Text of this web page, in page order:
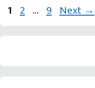
Page
1 Page
2 … Page
9 Next→